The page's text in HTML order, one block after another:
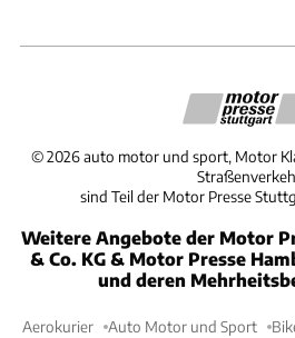
©2026 auto motor und sport, Motor
sind Teil der Motor Presse
Weitere Angebote der Motor
& Co. KG & Motor Presse
und deren
Aerokurier Auto Motor und Sport